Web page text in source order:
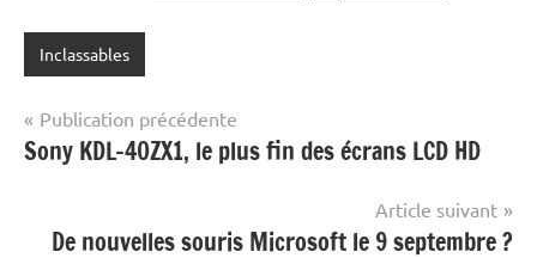
Inclassables
Navigation
de
Publication précédente
Sony KDL-40ZX1, le plus fin des écrans LCD HD
Article suivant
De nouvelles souris Microsoft le 9 septembre ?